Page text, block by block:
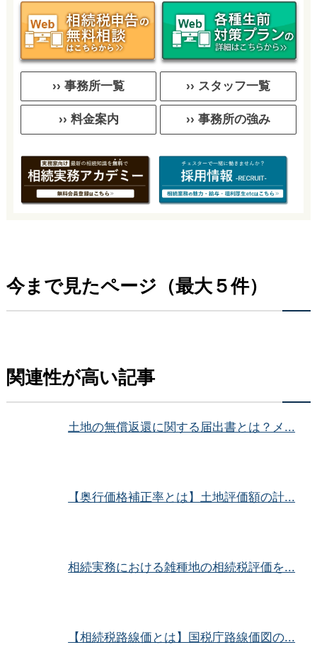
›› 事務所一覧 ›› スタッフ一覧
›› 料金案内 ›› 事務所の強み
今まで見たページ（最大５件）
関連性が高い記事
土地の無償返還に関する届出書とは？メ...
【奥行価格補正率とは】土地評価額の計...
相続実務における雑種地の相続税評価を...
【相続税路線価とは】国税庁路線価図の...